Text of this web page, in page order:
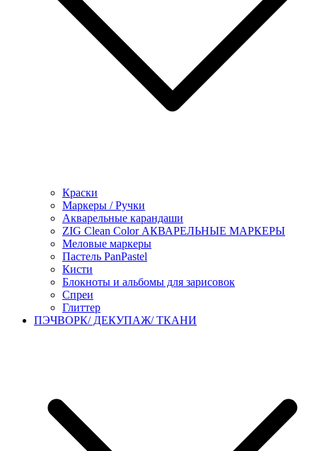
Краски
Маркеры / Ручки
Акварельные карандаши
ZIG Clean Color АКВАРЕЛЬНЫЕ МАРКЕРЫ
Меловые маркеры
Пастель PanPastel
Кисти
Блокноты и альбомы для зарисовок
Спреи
Глиттер
ПЭЧВОРК/ ДЕКУПАЖ/ ТКАНИ